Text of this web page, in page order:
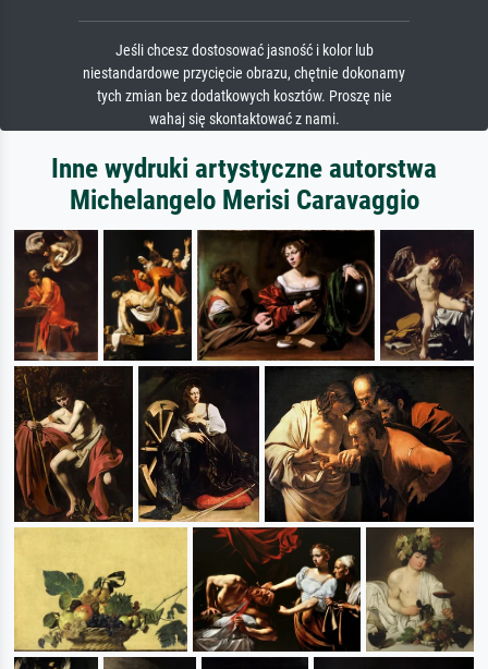
Jeśli chcesz dostosować jasność i kolor lub
niestandardowe przycięcie obrazu, chętnie dokonamy
tych zmian bez dodatkowych kosztów. Proszę nie
wahaj się skontaktować z nami.
Inne wydruki artystyczne autorstwa
Michelangelo Merisi Caravaggio